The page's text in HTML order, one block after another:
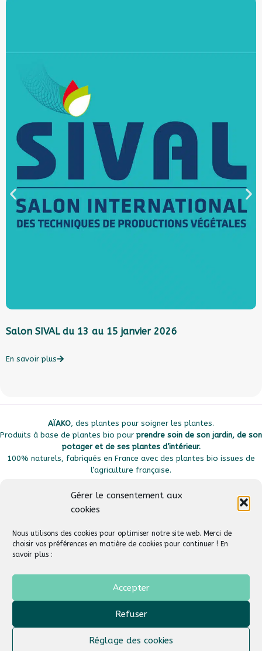
Gérer le consentement aux
cookies
Nous utilisons des cookies pour optimiser notre site web. Merci de
choisir vos préférences en matière de cookies pour continuer ! En
savoir plus :
Accepter
Refuser
Réglage des cookies
Salon SIVAL du 13 au 15 janvier 2026
En savoir plus
AÏAKO, des plantes pour soigner les plantes.
Produits à base de plantes bio pour prendre soin de son jardin, de son
potager et de ses plantes d’intérieur.
100% naturels, fabriqués en France avec des plantes bio issues de
l’agriculture française.
Liens utiles
Suivez-nous
Aide & Support
Tous droits réservés –
Un site créé par :Agence Web HDS